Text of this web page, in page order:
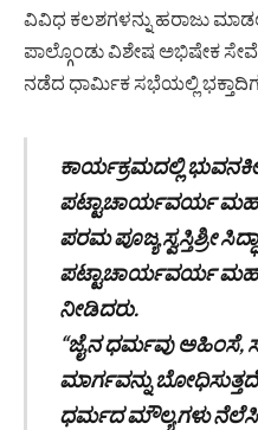
ವಿವಿಧ ಕಲಶಗಳನ್ನು ಹರಾಜು
ಪಾಲ್ಗೊಂಡು ವಿಶೇಷ ಅಭಿಷೇಕ
ನಡೆದ ಧಾರ್ಮಿಕ ಸಭೆಯಲ್ಲಿ
ಕಾರ್ಯಕ್ರಮದಲ್ಲಿ
ಪಟ್ಟಾಚಾರ್ಯವರ್ಯ
ಪರಮ ಪೂಜ್ಯ ಸ್ವಸ್ತಿಶ್ರೀ
ಪಟ್ಟಾಚಾರ್ಯವರ್ಯ
ನೀಡಿದರು.
“ಜೈನ ಧರ್ಮವು ಅಹಿಂಸೆ,
ಮಾರ್ಗವನ್ನು
ಧರ್ಮದ ಮೌಲ್ಯಗಳು